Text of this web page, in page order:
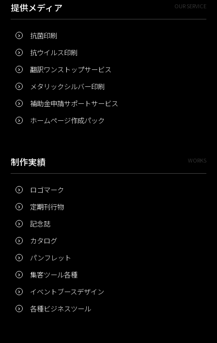
提供メディア OUR SERVICE
抗菌印刷
抗ウイルス印刷
翻訳ワンストップサービス
メタリックシルバー印刷
補助金申請サポートサービス
ホームページ作成パック
制作実績 WORKS
ロゴマーク
定期刊行物
記念誌
カタログ
パンフレット
集客ツール各種
イベントブースデザイン
各種ビジネスツール